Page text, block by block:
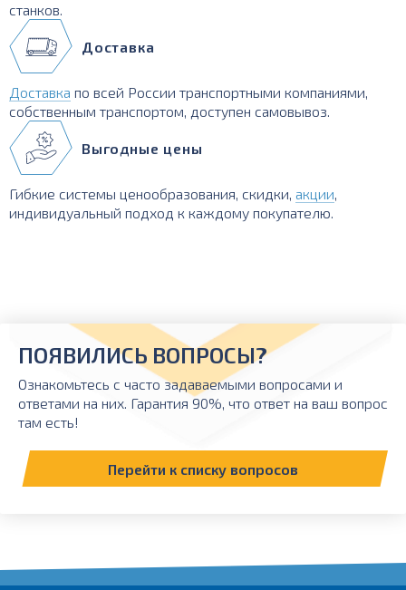
станков.
Доставка
Доставка по всей России транспортными компаниями,
собственным транспортом, доступен самовывоз.
Выгодные цены
Гибкие системы ценообразования, скидки, акции,
индивидуальный подход к каждому покупателю.
ПОЯВИЛИСЬ ВОПРОСЫ?
Ознакомьтесь с часто задаваемыми вопросами и
ответами на них. Гарантия 90%, что ответ на ваш вопрос
там есть!
Перейти к списку вопросов